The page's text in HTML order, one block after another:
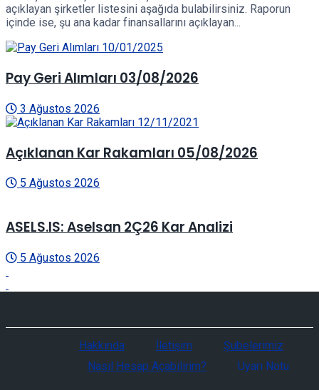
açıklayan şirketler listesini aşağıda bulabilirsiniz. Raporun
içinde ise, şu ana kadar finansallarını açıklayan...
Pay Geri Alımları 03/08/2026
3 Ağustos 2026
Açıklanan Kar Rakamları 05/08/2026
5 Ağustos 2026
ASELS.IS: Aselsan 2Ç26 Kar Analizi
5 Ağustos 2026
Hakkında İletişim
Şubelerimiz
Nasıl Hesap Açabilirim?
Uyarı Notu